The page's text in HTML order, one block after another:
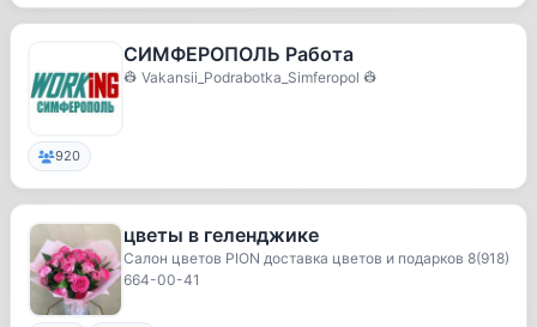
СИМФЕРОПОЛЬ Работа
👷 Vakansii_Podrabotka_Simferopol 👷
920
цветы в геленджике
Салон цветов PION доставка цветов и подарков 8(918)
664-00-41